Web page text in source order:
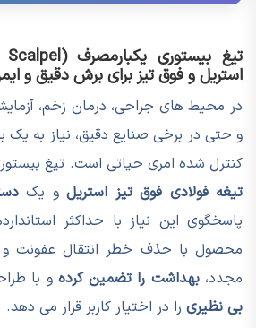
استریل و فوق تیز برای برش دقیق و
در محیط های جراحی، درمان زخم،
و حتی در برخی صنایع دقیق، نیاز به یک
کنترل شده امری حیاتی است. تیغ
تیغه فولادی فوق تیز استریل و یک
پاسخگوی این نیاز با حداکثر
محصول با حذف خطر انتقال عفونت و
مجدد،بهداشت را تضمین کرده و با
بی نظیری را در اختیار کاربر قرار می دهد.